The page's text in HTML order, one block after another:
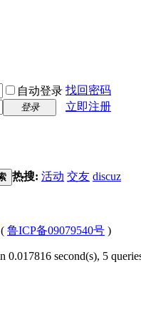
自动登录 找回密码
登录
立即注册
热搜: 活动 交友 discuz
( 鲁ICP备09079540号 )
0.017816 second(s), 5